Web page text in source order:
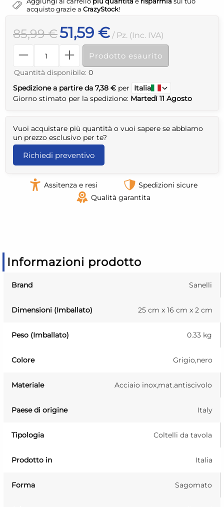
acquisto grazie a CrazyStock!
85,99 €51,59 € / Pz. (Inc. IVA)
Prodotto esaurito
Quantità disponibile: 0
Spedizione a partire da 7,38 € per
Italia
Giorno stimato per la spedizione: Martedì 11 Agosto
Vuoi acquistare più quantità o vuoi sapere se abbiamo
un prezzo esclusivo per te?
Richiedi preventivo
Assitenza e resi
Spedizioni sicure
Qualità garantita
Informazioni prodotto
Brand Sanelli
Dimensioni (Imballato) 25 cm x 16 cm x 2 cm
Peso (Imballato) 0.33 kg
Colore Grigio,nero
Materiale Acciaio inox,mat.antiscivolo
Paese di origine Italy
Tipologia Coltelli da tavola
Prodotto in Italia
Forma Sagomato